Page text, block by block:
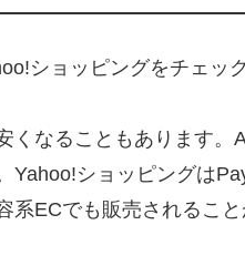
ショッピングをチェッ
くなることもあります。
Yahoo!ショッピングは
ECでも販売されるこ